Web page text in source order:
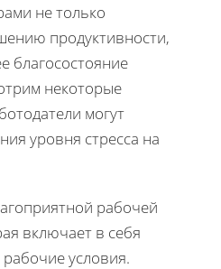
не только
продуктивности,
благосостояние
некоторые
могут
уровня стресса на
рабочей
включает в себя
условия.